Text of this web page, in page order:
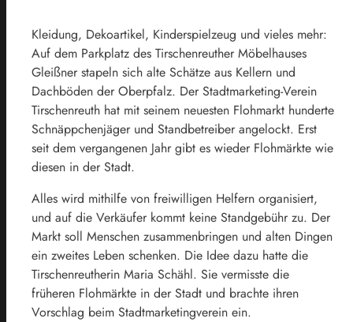
Kleidung, Dekoartikel, Kinderspielzeug und vieles mehr:
Auf dem Parkplatz des Tirschenreuther Möbelhauses
Gleißner stapeln sich alte Schätze aus Kellern und
Dachböden der Oberpfalz. Der Stadtmarketing-Verein
Tirschenreuth hat mit seinem neuesten Flohmarkt hunderte
Schnäppchenjäger und Standbetreiber angelockt. Erst
seit dem vergangenen Jahr gibt es wieder Flohmärkte wie
diesen in der Stadt.
Alles wird mithilfe von freiwilligen Helfern organisiert,
und auf die Verkäufer kommt keine Standgebühr zu. Der
Markt soll Menschen zusammenbringen und alten Dingen
ein zweites Leben schenken. Die Idee dazu hatte die
Tirschenreutherin Maria Schähl. Sie vermisste die
früheren Flohmärkte in der Stadt und brachte ihren
Vorschlag beim Stadtmarketingverein ein.